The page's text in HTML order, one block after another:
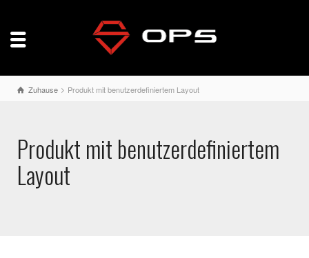
Zuhause Produkt mit benutzerdefiniertem Layout
Produkt mit benutzerdefiniertem
Layout